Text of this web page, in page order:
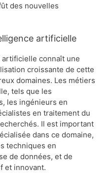
des nouvelles
artificielle
artificielle connaît une
croissante de cette
domaines. Les métiers
tels que les
les ingénieurs en
en traitement du
Il est important
dans ce domaine,
techniques en
de données, et de
et innovant.